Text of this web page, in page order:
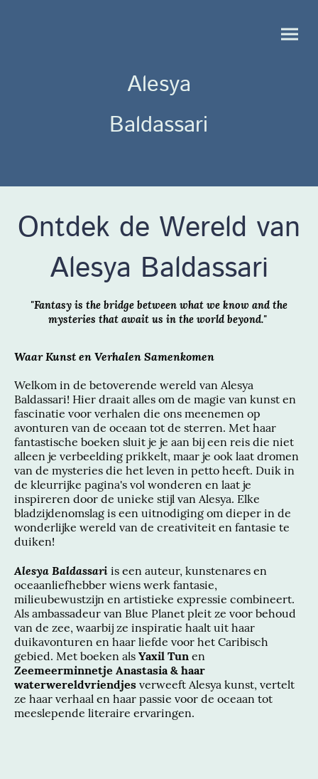
Alesya
Baldassari
Ontdek de Wereld van
Alesya Baldassari
"Fantasy is the bridge between what we know and the
mysteries that await us in the world beyond."
Waar Kunst en Verhalen Samenkomen
Welkom in de betoverende wereld van Alesya
Baldassari! Hier draait alles om de magie van kunst en
fascinatie voor verhalen die ons meenemen op
avonturen van de oceaan tot de sterren. Met haar
fantastische boeken sluit je je aan bij een reis die niet
alleen je verbeelding prikkelt, maar je ook laat dromen
van de mysteries die het leven in petto heeft. Duik in
de kleurrijke pagina's vol wonderen en laat je
inspireren door de unieke stijl van Alesya. Elke
bladzijdenomslag is een uitnodiging om dieper in de
wonderlijke wereld van de creativiteit en fantasie te
duiken!
Alesya Baldassari is een auteur, kunstenares en
oceaanliefhebber wiens werk fantasie,
milieubewustzijn en artistieke expressie combineert.
Als ambassadeur van Blue Planet pleit ze voor behoud
van de zee, waarbij ze inspiratie haalt uit haar
duikavonturen en haar liefde voor het Caribisch
gebied. Met boeken als Yaxil Tun en
Zeemeerminnetje Anastasia & haar
waterwereldvriendjes verweeft Alesya kunst, vertelt
ze haar verhaal en haar passie voor de oceaan tot
meeslepende literaire ervaringen.